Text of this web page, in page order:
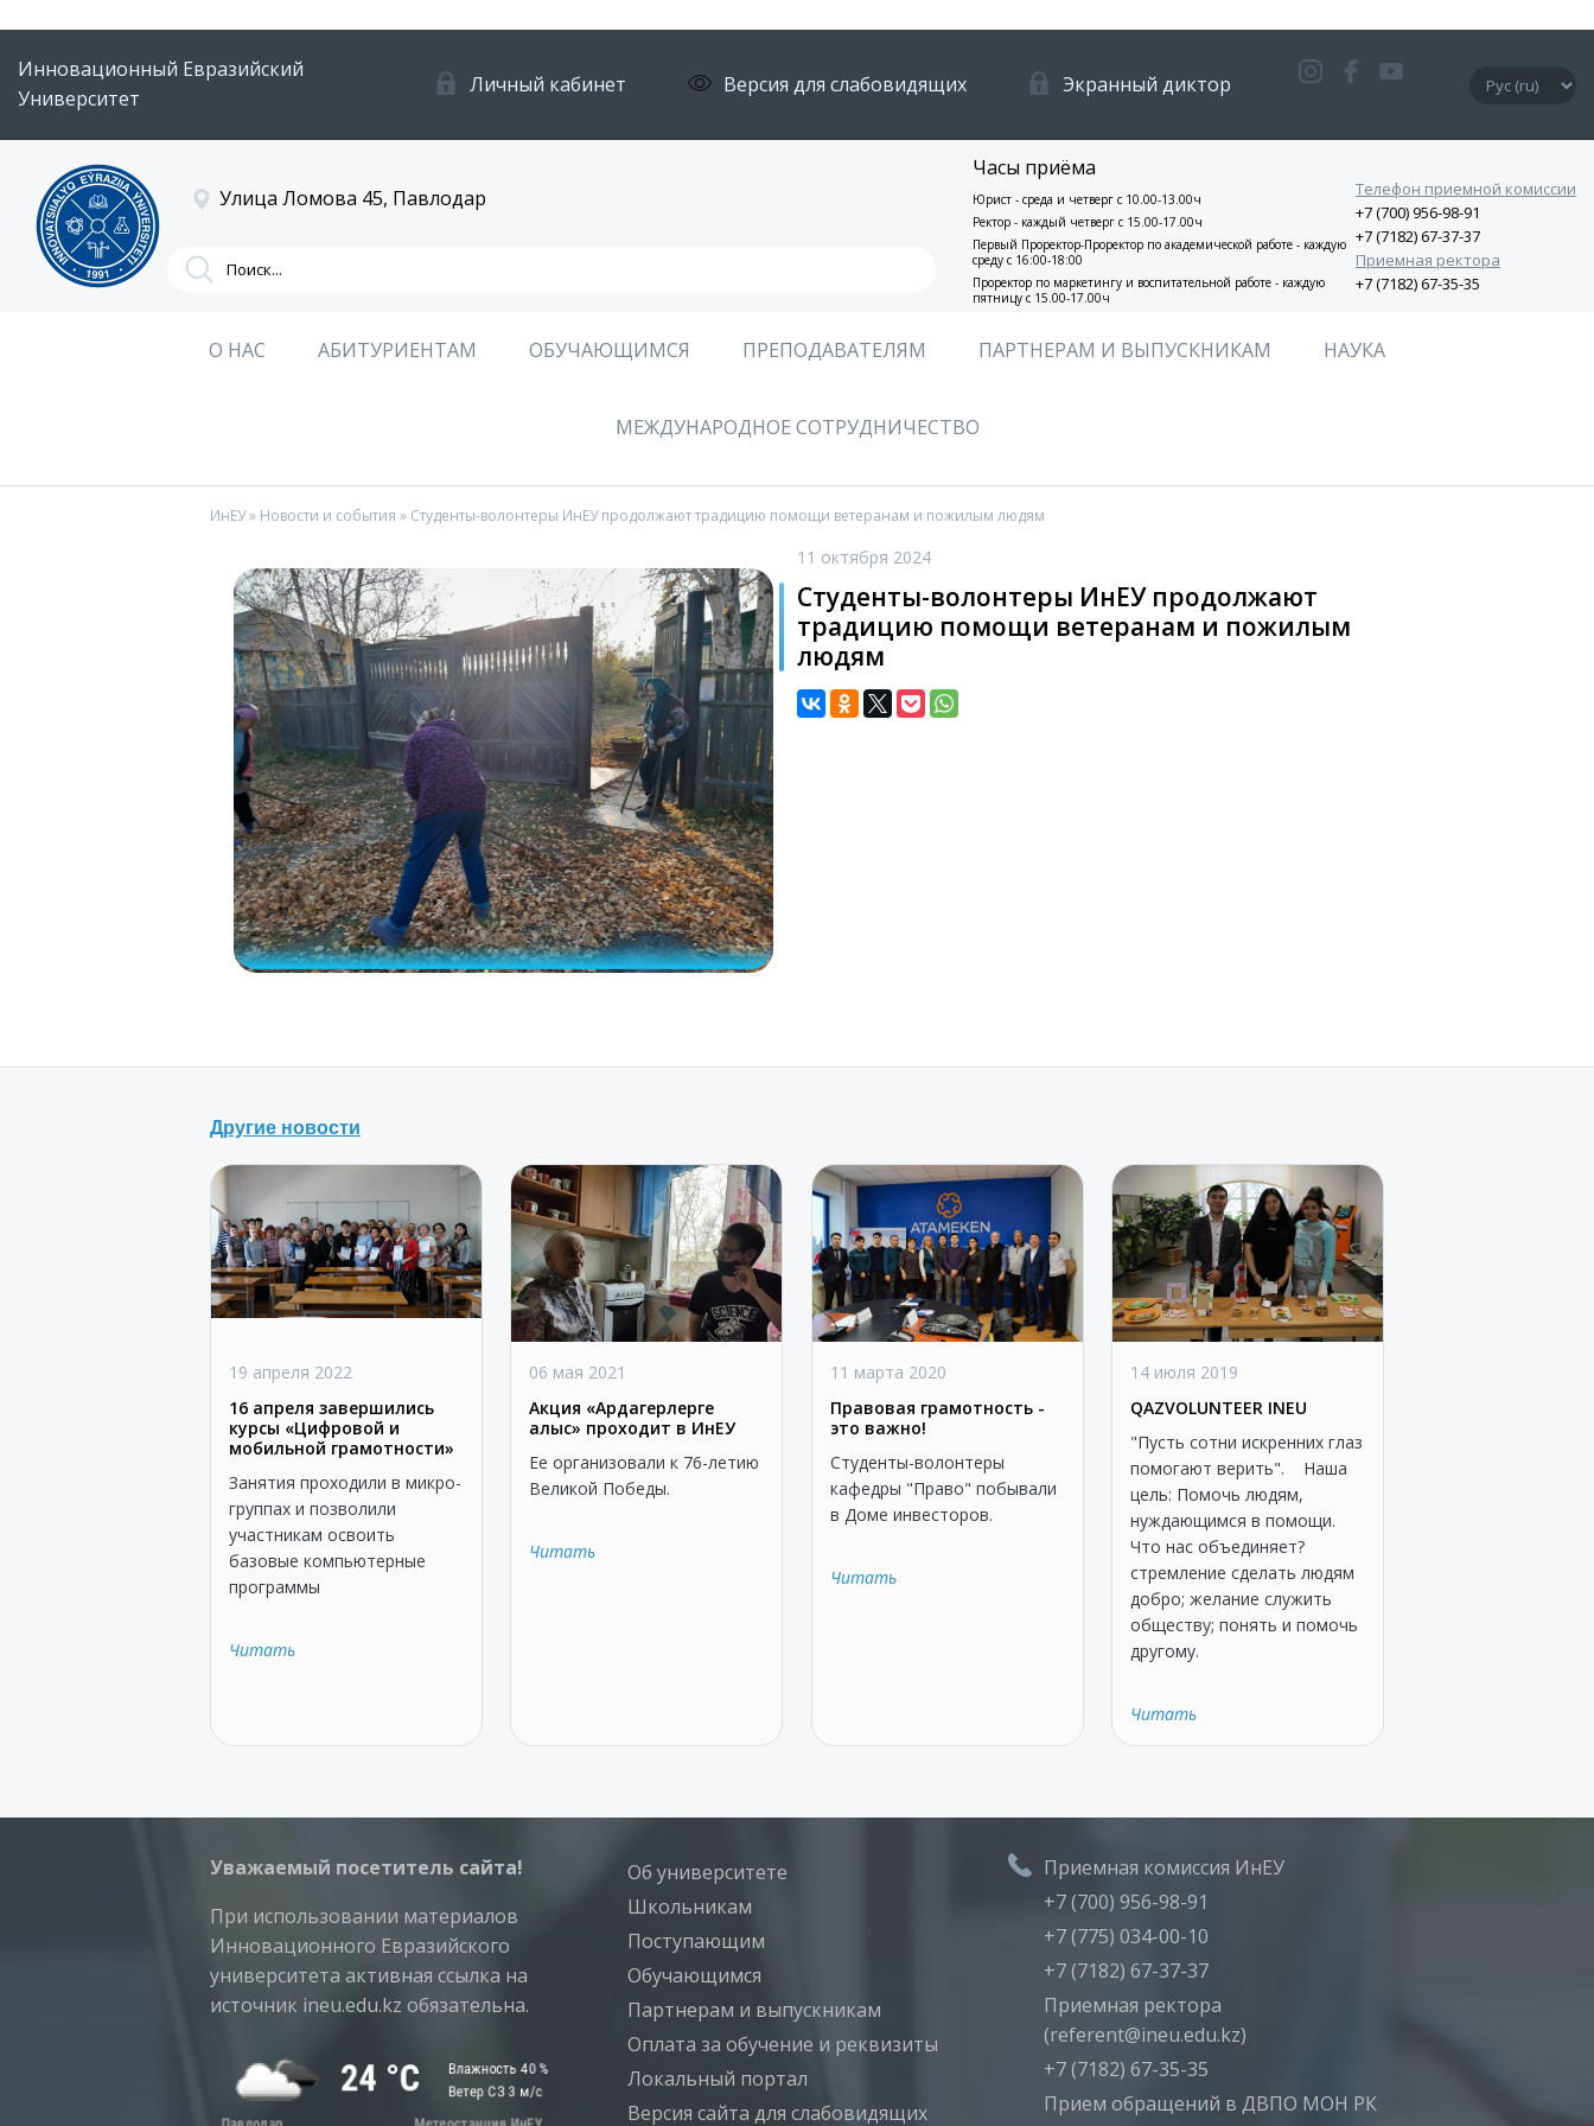
Инновационный Евразийский
Университет
Личный кабинет Версия для слабовидящих Экранный диктор
Улица Ломова 45, Павлодар
Часы приёма
Юрист - среда и четверг с 10.00-13.00ч
Ректор - каждый четверг с 15.00-17.00ч
Первый Проректор-Проректор по академической работе - каждую
среду с 16:00-18:00
Проректор по маркетингу и воспитательной работе - каждую
пятницу с 15.00-17.00ч
Телефон приемной комиссии
+7 (700) 956-98-91
+7 (7182) 67-37-37
Приемная ректора
+7 (7182) 67-35-35
О НАС АБИТУРИЕНТАМ ОБУЧАЮЩИМСЯ ПРЕПОДАВАТЕЛЯМ ПАРТНЕРАМ И ВЫПУСКНИКАМ НАУКА
МЕЖДУНАРОДНОЕ СОТРУДНИЧЕСТВО
ИнЕУ» Новости и события » Студенты-волонтеры ИнЕУ продолжают традицию помощи ветеранам и пожилым людям
11 октября 2024
Студенты-волонтеры ИнЕУ продолжают
традицию помощи ветеранам и пожилым
людям
Другие новости
19 апреля 2022
16 апреля завершились
курсы «Цифровой и
мобильной грамотности»
Занятия проходили в микро-
группах и позволили
участникам освоить
базовые компьютерные
программы
Читать
06 мая 2021
Акция «Ардагерлерге
алғыс» проходит в ИнЕУ
Ее организовали к 76-летию
Великой Победы.
Читать
11 марта 2020
Правовая грамотность -
это важно!
Студенты-волонтеры
кафедры "Право" побывали
в Доме инвесторов.
Читать
14 июля 2019
QAZVOLUNTEER INEU
"Пусть сотни искренних глаз
помогают верить". Наша
цель: Помочь людям,
нуждающимся в помощи.
Что нас объединяет?
стремление сделать людям
добро; желание служить
обществу; понять и помочь
другому.
Читать
Уважаемый посетитель сайта!
При использовании материалов
Инновационного Евразийского
университета активная ссылка на
источник ineu.edu.kz обязательна.
Об университете
Школьникам
Поступающим
Обучающимся
Партнерам и выпускникам
Оплата за обучение и реквизиты
Локальный портал
Версия сайта для слабовидящих
Приемная комиссия ИнЕУ
+7 (700) 956-98-91
+7 (775) 034-00-10
+7 (7182) 67-37-37
Приемная ректора
(referent@ineu.edu.kz)
+7 (7182) 67-35-35
Прием обращений в ДВПО МОН РК